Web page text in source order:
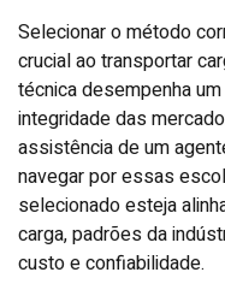
Selecionar o método
crucial ao transportar
técnica desempenha
integridade das
assistência de um
navegar por essas
selecionado esteja
carga, padrões da
custo e confiabilidade.